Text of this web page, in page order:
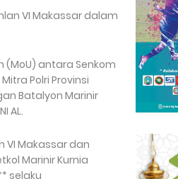
VI Makassar dalam
(MoU) antara Senkom
Polri Provinsi
Batalyon Marinir
AL.
VI Makassar dan
Marinir Kurnia
selaku